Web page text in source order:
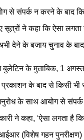
से संपर्क न करने के बाद
सूत्रों ने कहा कि ऐसा
देने के बजाय चुनाव के बाद
के मुताबिक, 1 अगस्त
के बाद से किसी भी
के साथ आयोग से संपर्क
ने कहा, ‘ऐसा लगता है
(विशेष गहन